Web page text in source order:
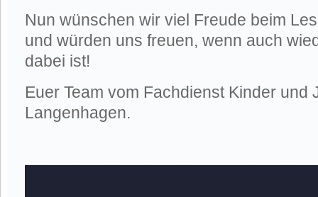
Nun wünschen wir viel Freude beim
und würden uns freuen, wenn auch
dabei ist!
Euer Team vom Fachdienst Kinder und
Langenhagen.